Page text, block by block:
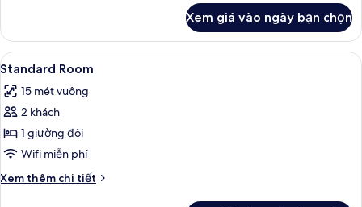
Phòng
Xem giá vào ngày bạn chọn
Xem
tất
cả
ảnh
Standard
Room
Truy cập Internet không dây miễn phí
4
Standard Room
15 mét vuông
2 khách
1 giường đôi
Wifi miễn phí
Xem thêm chi tiết
Chi